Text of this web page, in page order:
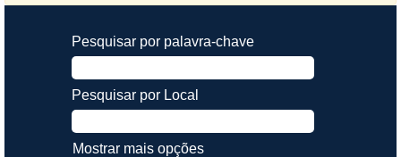
Pesquisar por palavra-chave
Pesquisar por Local
Mostrar mais opções